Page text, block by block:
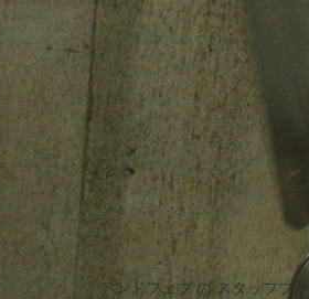
アンドフェブ の スタッフブ